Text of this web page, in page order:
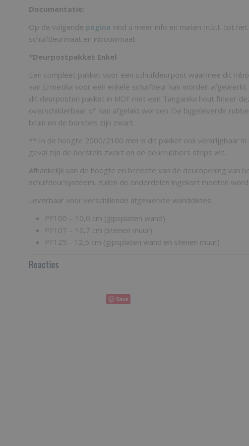
Documentatie:
Op de volgende pagina vind u meer info en maten m.b.t. tot
schuifdeurmaat en inbouwmaat
*Deurpostpakket Enkel
Een compleet pakket voor een schuifdeurpost waarmee dit
van Ermetika voor een enkele schuifdeur kan worden afgewerkt.
dit deurposten pakket in MDF met een Tanganika hout fineer
overschilderbaar of kan afgelakt worden. De bijgeleverde
bruin en de borstels zijn zwart.
** In de hoogte 2000/2100 mm is dit pakket ook verkrijgbaar in
geval zijn de borstels zwart en de deurrubbers strips wit.
Afhankelijk van de hoogte en breedte van de deuropening van
schuifdeursysteem, zullen de onderdelen ingekort moeten
Leverbaar voor verschillende afgewerkte wanddiktes:
PF100 – 10,0 cm (gipsplaten wand)
PF107 – 10,7 cm (stenen muur)
PF125 - 12,5 cm (gipsplaten wand en stenen muur)
Reacties
Save